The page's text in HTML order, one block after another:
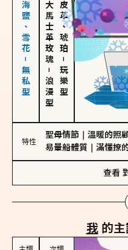
海鹽、雪花－無私型 大馬士革玫瑰
－
浪漫型
皮革、琥珀
－
玩樂型
特性
聖母情節 溫暖的照
易暈船體質
滿懂撩
查看
我 的